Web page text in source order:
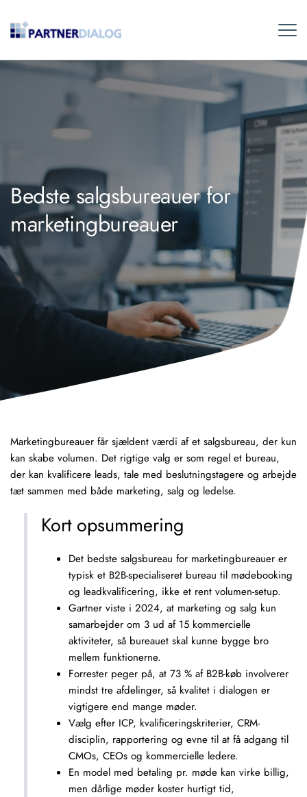
Bedste salgsbureauer for
marketingbureauer
Marketingbureauer får sjældent værdi af et salgsbureau, der kun
kan skabe volumen. Det rigtige valg er som regel et bureau,
der kan kvalificere leads, tale med beslutningstagere og arbejde
tæt sammen med både marketing, salg og ledelse.
Kort opsummering
Det bedste salgsbureau for marketingbureauer er
typisk et B2B-specialiseret bureau til mødebooking
og leadkvalificering, ikke et rent volumen-setup.
Gartner viste i 2024, at marketing og salg kun
samarbejder om 3 ud af 15 kommercielle
aktiviteter, så bureauet skal kunne bygge bro
mellem funktionerne.
Forrester peger på, at 73 % af B2B-køb involverer
mindst tre afdelinger, så kvalitet i dialogen er
vigtigere end mange møder.
Vælg efter ICP, kvalificeringskriterier, CRM-
disciplin, rapportering og evne til at få adgang til
CMOs, CEOs og kommercielle ledere.
En model med betaling pr. møde kan virke billig,
men dårlige møder koster hurtigt tid,